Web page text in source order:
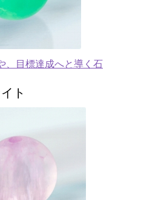
、目標達成へと導く石
ト